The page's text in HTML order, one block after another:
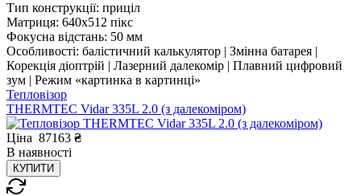
Тип конструкції: приціл
Матриця: 640x512 пікс
Фокусна відстань: 50 мм
Особливості: балістичний калькулятор | Змінна батарея |
Корекція діоптрій | Лазерний далекомір | Плавний цифровий
зум | Режим «картинка в картинці»
Тепловізор
THERMTEC Vidar 335L 2.0 (з далекоміром)
Ціна 87163 ₴
В наявності
КУПИТИ